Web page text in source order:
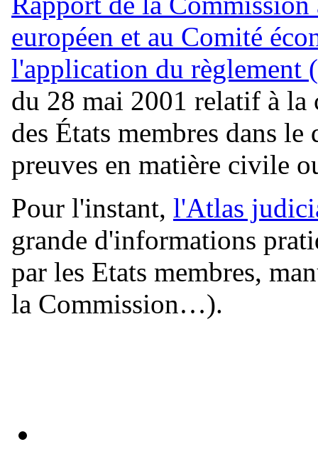
européen et au Comité
l'application du règlement
du 28 mai 2001 relatif à
des États membres dans
preuves en matière civile
Pour l'instant, l'Atlas
grande d'informations
par les Etats membres,
la Commission…).